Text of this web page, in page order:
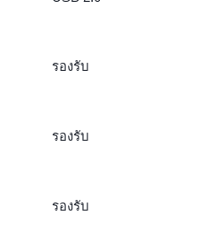
รองรับ
รองรับ
รองรับ